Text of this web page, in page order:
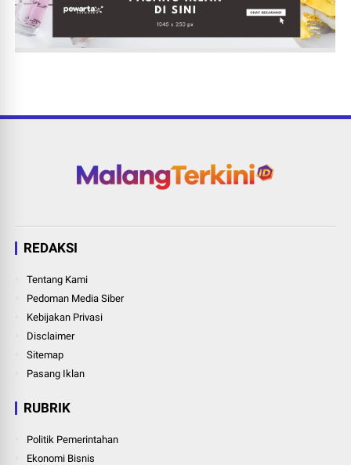
REDAKSI
Tentang Kami
Pedoman Media Siber
Kebijakan Privasi
Disclaimer
Sitemap
Pasang Iklan
RUBRIK
Politik Pemerintahan
Ekonomi Bisnis